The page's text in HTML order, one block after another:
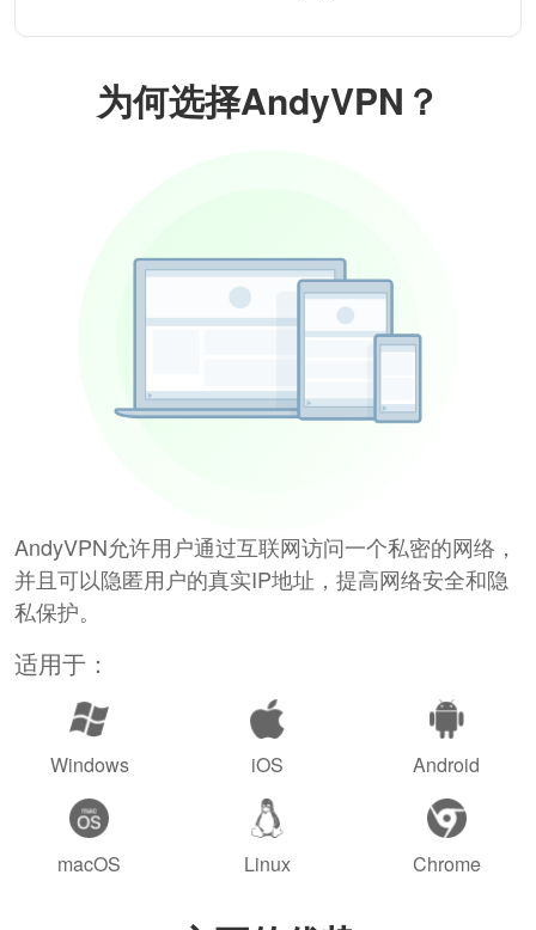
为何选择AndyVPN？
AndyVPN允许用户通过互联网访问一个私密的网络，
并且可以隐匿用户的真实IP地址，提高网络安全和隐
私保护。
适用于：
Windows iOS Android
macOS Linux Chrome